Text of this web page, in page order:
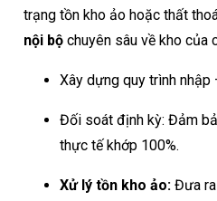
trạng tồn kho ảo hoặc thất
nội bộ chuyên sâu về kho của
Xây dựng quy trình nhập
Đối soát định kỳ: Đảm
thực tế khớp 100%.
Xử lý tồn kho ảo: Đưa